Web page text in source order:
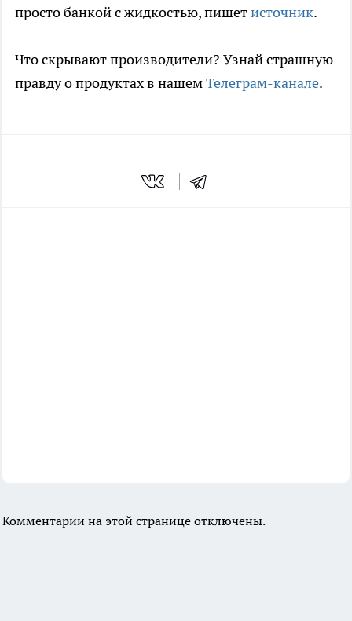
просто банкой с жидкостью, пишетисточник.
Что скрывают производители? Узнай страшную
правду о продуктах в нашемТелеграм-канале.
Комментарии на этой странице отключены.